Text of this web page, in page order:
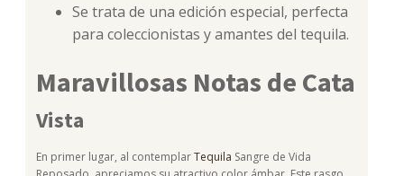
Se trata de una edición especial, perfecta
para coleccionistas y amantes del tequila.
Maravillosas Notas de Cata
Vista
En primer lugar, al contemplarTequila Sangre de Vida